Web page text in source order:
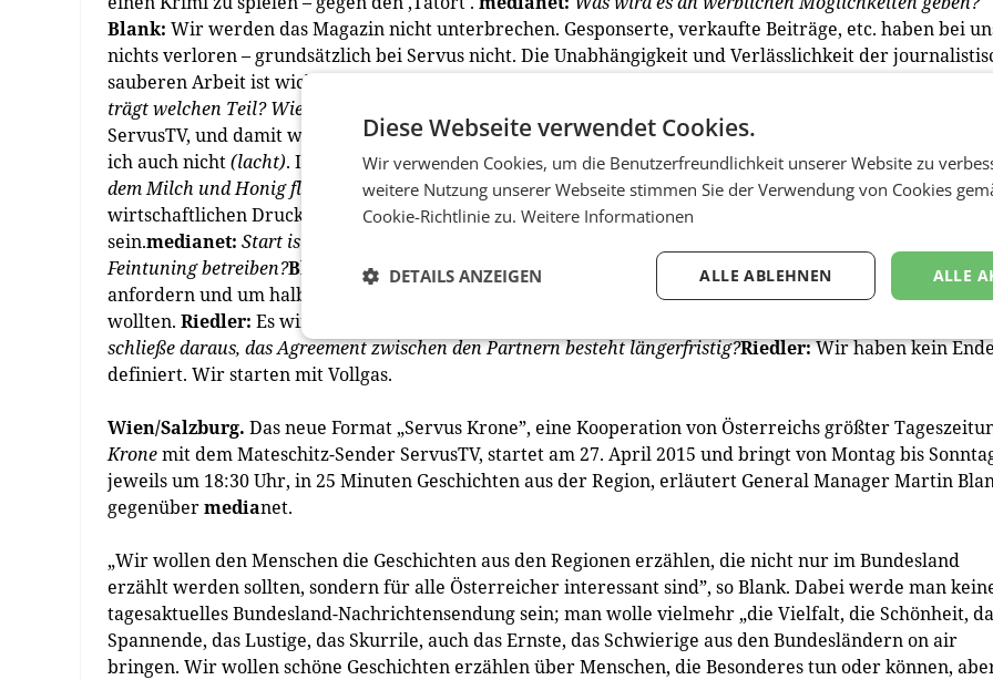
Blank: Wir werden das Magazin nicht unterbrechen. Gesponserte, verkaufte Beiträge, etc. haben bei
nichts verloren – grundsätzlich bei Servus nicht. Die Unabhängigkeit und Verlässlichkeit der
sauberen Arbeit ist wichtig für Wahrnehmung und Image.
trägt welchen Teil? Wie hoch sind die Investments?
ServusTV, und damit wird diese auch von ServusTV finanziert. Wie viel es kostet, weiß ich nicht …
ich auch nicht(lacht). Ich weiß es schon, aber darüber sprechen wir nicht.medianet:Die Mär vom
dem Milch und Honig fließen …Blank:… das hab ich so oft gehört … Wir arbeiten genauso unter dem
wirtschaftlichen Druck wie jeder andere Sender auch. Von Milch und Honig kann keine Rede
sein.medianet: Start ist der 27. April – wie ist die weitere Vorgehensweise, wann wird man evaluieren, erstes
Feintuning betreiben?Blank:
Jeden Tag. Ich werde am 28. April um 8 Uhr die ersten Ergebnisse vom
anfordern und um halb 9 mit Gerhard telefonieren. Die wichtigste Frage ist, ob es inhaltlich das ist,
wollten. Riedler: Es wird Höhen und Tiefen geben – wichtig sind Kontinuität und Qualität.
schließe daraus, das Agreement zwischen den Partnern besteht längerfristig?Riedler:Wir haben kein
definiert. Wir starten mit Vollgas.
Wien/Salzburg. Das neue Format „Servus Krone”, eine Kooperation von Österreichs größter
Kronemit dem Mateschitz-Sender ServusTV, startet am 27. April 2015 und bringt von Montag bis
jeweils um 18:30 Uhr, in 25 Minuten Geschichten aus der Region, erläutert General Manager Martin
gegenübermedianet.
„Wir wollen den Menschen die Geschichten aus den Regionen erzählen, die nicht nur im Bundesland
erzählt werden sollten, sondern für alle Österreicher interessant sind”, so Blank. Dabei werde man
tagesaktuelles Bundesland-Nachrichtensendung sein; man wolle vielmehr „die Vielfalt, die Schönheit,
Spannende, das Lustige, das Skurrile, auch das Ernste, das Schwierige aus den Bundesländern on air
bringen. Wir wollen schöne Geschichten erzählen über Menschen, die Besonderes tun oder können,
Diese Webseite verwendet Cookies.
Wir verwenden Cookies, um die Benutzerfreundlichkeit unserer Website zu
weitere Nutzung unserer Webseite stimmen Sie der Verwendung von Cookies
Cookie-Richtlinie zu. Weitere Informationen
ALLE
ALLE ABLEHNEN
DETAILS ANZEIGEN